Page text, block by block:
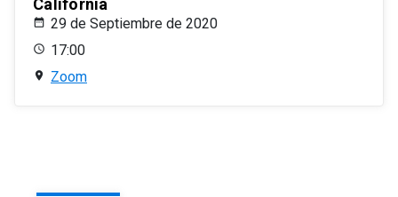
California
29 de Septiembre de 2020
17:00
Zoom